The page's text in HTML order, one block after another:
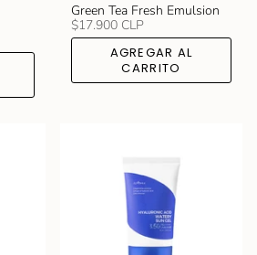
Green Tea Fresh Emulsion
$17.900 CLP
AGREGAR AL
CARRITO